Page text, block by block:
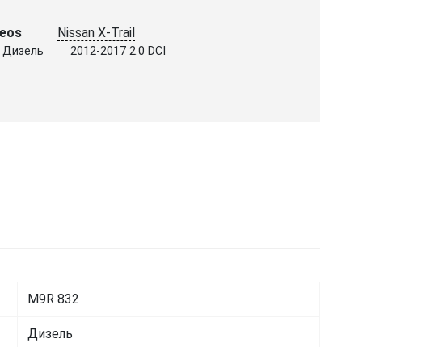
Дизель
Nissan X-Trail
2012-2017 2.0 DCI
M9R 832
Дизель